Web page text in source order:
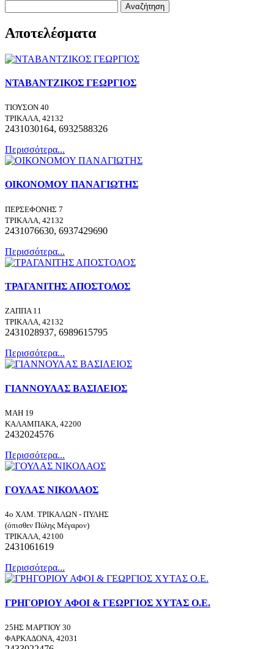
Αναζήτηση
Αποτελέσματα
ΝΤΑΒΑΝΤΖΙΚΟΣ ΓΕΩΡΓΙΟΣ
ΤΙΟΥΣΟΝ 40
ΤΡΙΚΑΛΑ, 42132
2431030164, 6932588326
Περισσότερα...
ΟΙΚΟΝΟΜΟΥ ΠΑΝΑΓΙΩΤΗΣ
ΠΕΡΣΕΦΟΝΗΣ 7
ΤΡΙΚΑΛΑ, 42132
2431076630, 6937429690
Περισσότερα...
ΤΡΑΓΑΝΙΤΗΣ ΑΠΟΣΤΟΛΟΣ
ΖΑΠΠΑ 11
ΤΡΙΚΑΛΑ, 42132
2431028937, 6989615795
Περισσότερα...
ΓΙΑΝΝΟΥΛΑΣ ΒΑΣΙΛΕΙΟΣ
ΜΑΗ 19
ΚΑΛΑΜΠΑΚΑ, 42200
2432024576
Περισσότερα...
ΓΟΥΛΑΣ ΝΙΚΟΛΑΟΣ
4ο ΧΛΜ. ΤΡΙΚΑΛΩΝ - ΠΥΛΗΣ
(όπισθεν Πύλης Μέγαρον)
ΤΡΙΚΑΛΑ, 42100
2431061619
Περισσότερα...
ΓΡΗΓΟΡΙΟΥ ΑΦΟΙ & ΓΕΩΡΓΙΟΣ ΧΥΤΑΣ Ο.Ε.
25ΗΣ ΜΑΡΤΙΟΥ 30
ΦΑΡΚΑΔΟΝΑ, 42031